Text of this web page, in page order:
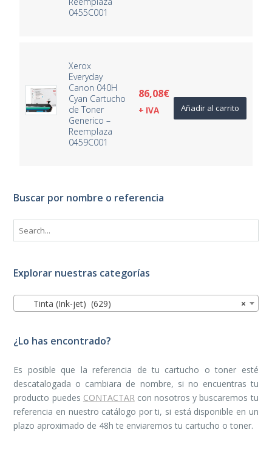
0455C001
Xerox
Everyday
Canon 040H
Cyan Cartucho
de Toner
Generico –
Reemplaza
0459C001
86,08€
+ IVA Añadir al carrito
Buscar por nombre o referencia
Explorar nuestras categorías
×
Tinta (Ink-jet) (629)
¿Lo has encontrado?
Es posible que la referencia de tu cartucho o toner esté
descatalogada o cambiara de nombre, si no encuentras tu
producto puedes CONTACTARcon nosotros y buscaremos tu
referencia en nuestro catálogo por ti, si está disponible en un
plazo aproximado de 48h te enviaremos tu cartucho o toner.